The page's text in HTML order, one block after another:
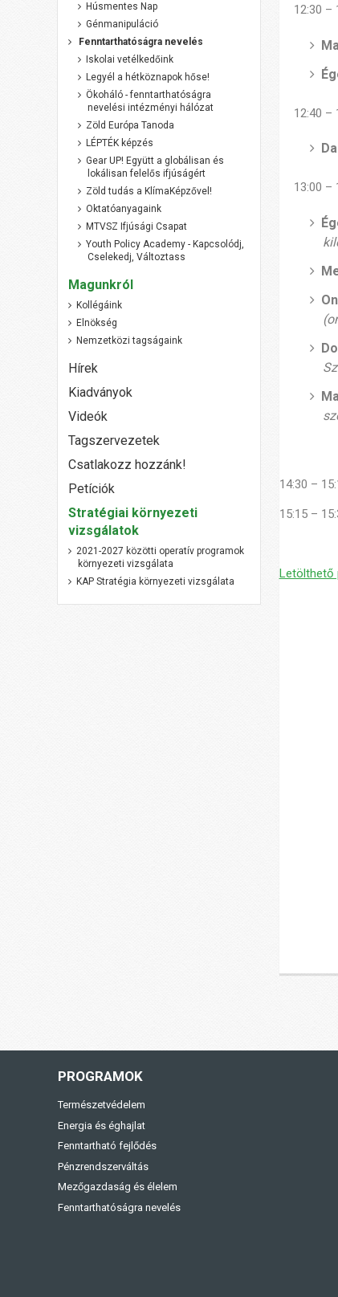
12:30 –
12:40 –
13:00 –
14:30 –
15:15 –
Letölthető
Húsmentes Nap
Génmanipuláció
Fenntarthatóságra nevelés
Iskolai vetélkedőink
Legyél a hétköznapok hőse!
Ökoháló - fenntarthatóságra
nevelési intézményi hálózat
Zöld Európa Tanoda
LÉPTÉK képzés
Gear UP! Együtt a globálisan és
lokálisan felelős ifjúságért
Zöld tudás a KlímaKépzővel!
Oktatóanyagaink
MTVSZ Ifjúsági Csapat
Youth Policy Academy - Kapcsolódj,
Cselekedj, Változtass
Magunkról
Kollégáink
Elnökség
Nemzetközi tagságaink
Hírek
Kiadványok
Videók
Tagszervezetek
Csatlakozz hozzánk!
Petíciók
Stratégiai környezeti
vizsgálatok
2021-2027 közötti operatív programok
környezeti vizsgálata
KAP Stratégia környezeti vizsgálata
PROGRAMOK
Természetvédelem
Energia és éghajlat
Fenntartható fejlődés
Pénzrendszerváltás
Mezőgazdaság és élelem
Fenntarthatóságra nevelés